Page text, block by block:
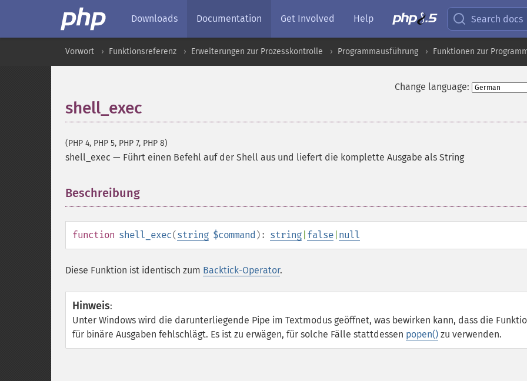
Downloads Documentation Get Involved Help Search docs
Vorwort Funktionsreferenz Erweiterungen zur Prozesskontrolle Programmausführung Funktionen zur
Change language:
shell_exec
(PHP 4, PHP 5, PHP 7, PHP 8)
shell_exec — Führt einen Befehl auf der Shell aus und liefert die komplette Ausgabe als String
Beschreibung
function shell_exec(string $command ): string false null
Diese Funktion ist identisch zum Backtick-Operator.
Hinweis:
Unter Windows wird die darunterliegende Pipe im Textmodus geöffnet, was bewirken kann, dass die
für binäre Ausgaben fehlschlägt. Es ist zu erwägen, für solche Fälle stattdessen popen() zu verwenden.